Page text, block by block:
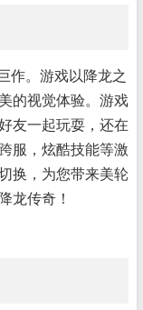
作。游戏以降龙之
的视觉体验。游戏
友一起玩耍，还在
服，炫酷技能等激
换，为您带来美轮
龙传奇！